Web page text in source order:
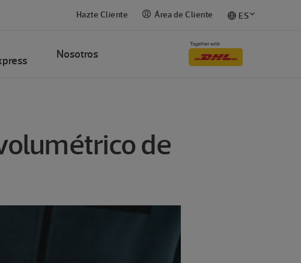
Nosotros
ES
Área de Cliente
Hazte Cliente
de